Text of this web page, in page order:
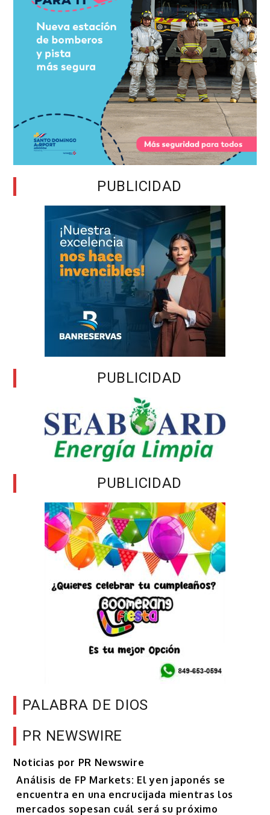
PUBLICIDAD
PUBLICIDAD
PUBLICIDAD
PALABRA DE DIOS
PR NEWSWIRE
Noticias por PR Newswire
Análisis de FP Markets: El yen japonés se
encuentra en una encrucijada mientras los
mercados sopesan cuál será su próximo